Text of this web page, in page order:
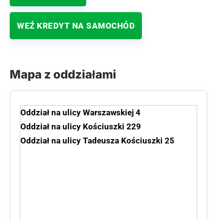
WEŹ KREDYT NA SAMOCHÓD
Mapa z oddziałami
Oddział na ulicy Warszawskiej 4
Oddział na ulicy Kościuszki 229
Oddział na ulicy Tadeusza Kościuszki 25